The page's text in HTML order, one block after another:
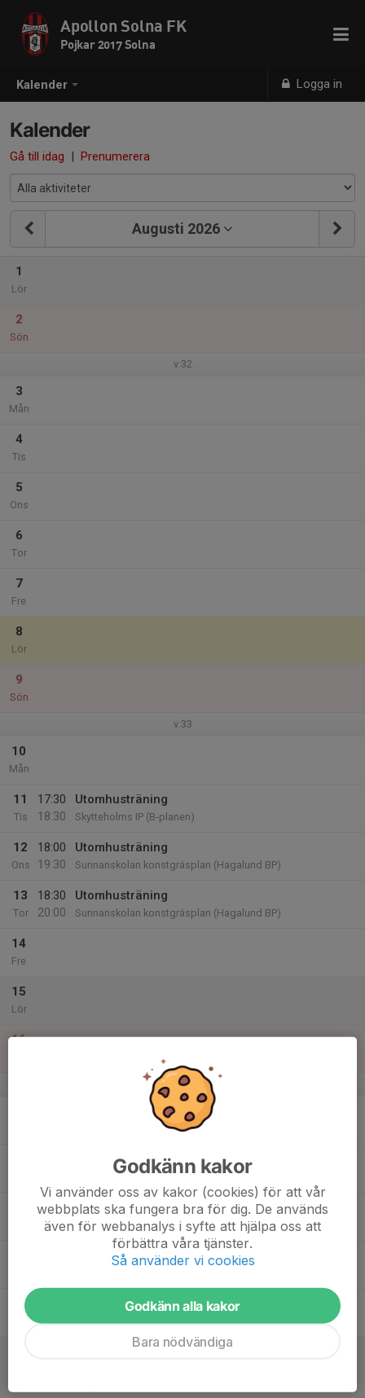
Kalender Logga in
Apollon Solna FK
Pojkar 2017 Solna
Kalender
Gå till idag | Prenumerera
Augusti 2026
1
Lör
2
Sön
v.32
3
Mån
4
Tis
5
Ons
6
Tor
7
Fre
8
Lör
9
Sön
v.33
10
Mån
11
Tis
17:30
18:30
Utomhusträning
Skytteholms IP (B-planen)
12
Ons
18:00
19:30
Utomhusträning
Sunnanskolan konstgräsplan (Hagalund BP)
13
Tor
18:30
20:00
Utomhusträning
Sunnanskolan konstgräsplan (Hagalund BP)
14
Fre
15
Lör
16
v.34
Utomhusträning
Skytteholms IP (B-planen)
18:00
19:30
Utomhusträning
Sunnanskolan konstgräsplan (Hagalund BP)
Utomhusträning
21
Match mot IFK Lidingö FK 20
Godkänn kakor
Vi använder oss av kakor (cookies) för att vår
webbplats ska fungera bra för dig. De används
även för webbanalys i syfte att hjälpa oss att
förbättra våra tjänster.
Så använder vi cookies
Godkänn alla kakor
Bara nödvändiga